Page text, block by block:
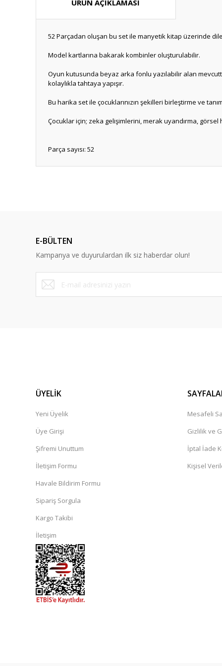
ÜRÜN AÇIKLAMASI
52 Parçadan oluşan bu set ile manyetik kitap üzerinde
Model kartlarına bakarak kombinler oluşturulabilir.
Oyun kutusunda beyaz arka fonlu yazılabilir alan
kolaylıkla tahtaya yapışır.
Bu harika set ile çocuklarınızın şekilleri birleştirme ve
Çocuklar için; zeka gelişimlerini, merak uyandırma, görsel
Parça sayısı: 52
Ürün bilgilerinde hatalar bulunuyor.
Ürün fiyatı diğer sitelerden daha pahalı.
Bu ürüne benzer farklı alternatifler olmalı.
E-BÜLTEN
Kampanya ve duyurulardan ilk siz haberdar olun!
ÜYELİK
Yeni Üyelik
Üye Girişi
Şifremi Unuttum
İletişim Formu
Havale Bildirim Formu
Sipariş Sorgula
Kargo Takibi
İletişim
Mesafeli
Gizlilik ve
İptal İade
Kişisel